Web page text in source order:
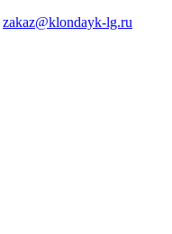
zakaz@klondayk-lg.ru